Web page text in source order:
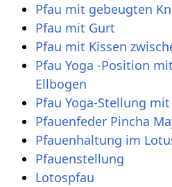
Pfau mit gebeugten
Pfau mit Gurt
Pfau mit Kissen
Pfau Yoga -Position
Ellbogen
Pfau Yoga-Stellung
Pfauenfeder Pincha
Pfauenhaltung im
Pfauenstellung
Lotospfau